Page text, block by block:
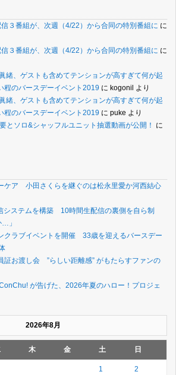
３番組が、次週（4/22）から合同の特別番組に に
３番組が、次週（4/22）から合同の特別番組に に
緒、ゲストも含めてテンションが高すぎて何が起
程のバースデーイベント2019 に kogonil より
緒、ゲストも含めてテンションが高すぎて何が起
程のバースデーイベント2019 に puke より
とソロ&シャッフルユニット抽選動画が公開！
に
ケア 小田さくらを継ぐのは松永里愛か河西結心
システムを構築 10時間生配信の裏側を自ら制
」
クラブイベントを開催 33歳を迎えるバースデー
証お渡し会 ”らしい距離感” がもたらすファンの
が告げた、2026年夏のハロー！プロジェ
2026年8月
木 金 土 日
1 2